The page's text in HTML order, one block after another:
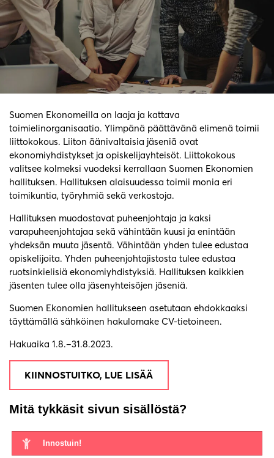
Suomen Ekonomeilla on laaja ja kattava
toimielinorganisaatio. Ylimpänä päättävänä elimenä toimii
liittokokous. Liiton äänivaltaisia jäseniä ovat
ekonomiyhdistykset ja opiskelijayhteisöt. Liittokokous
valitsee kolmeksi vuodeksi kerrallaan Suomen Ekonomien
hallituksen. Hallituksen alaisuudessa toimii monia eri
toimikuntia, työryhmiä sekä verkostoja.
Hallituksen muodostavat puheenjohtaja ja kaksi
varapuheenjohtajaa sekä vähintään kuusi ja enintään
yhdeksän muuta jäsentä. Vähintään yhden tulee edustaa
opiskelijoita. Yhden puheenjohtajistosta tulee edustaa
ruotsinkielisiä ekonomiyhdistyksiä. Hallituksen kaikkien
jäsenten tulee olla jäsenyhteisöjen jäseniä.
Suomen Ekonomien hallitukseen asetutaan ehdokkaaksi
täyttämällä sähköinen hakulomake CV-tietoineen.
Hakuaika 1.8.–31.8.2023.
KIINNOSTUITKO, LUE LISÄÄ
Mitä tykkäsit sivun sisällöstä?
Innostuin!